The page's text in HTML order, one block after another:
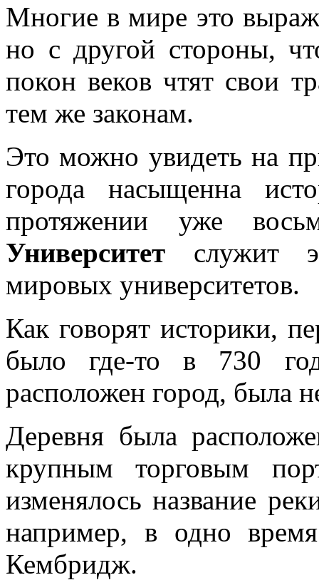
Многие в мире это
но с другой стороны,
покон веков чтят свои
тем же законам.
Это можно увидеть на
города насыщенна
протяжении уже
Университет служит
мировых университетов.
Как говорят историки,
было где-то в 730
расположен город, была
Деревня была
крупным торговым
изменялось название
например, в одно
Кембридж.